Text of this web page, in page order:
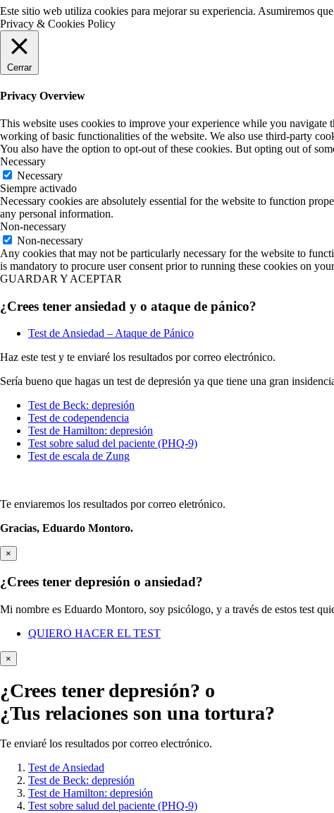
Este sitio web utiliza cookies para mejorar su experiencia. Asumiremos
Privacy & Cookies Policy
Cerrar
Privacy Overview
This website uses cookies to improve your experience while you navigate
working of basic functionalities of the website. We also use third-party
You also have the option to opt-out of these cookies. But opting out of
Necessary
Necessary
Siempre activado
Necessary cookies are absolutely essential for the website to function
any personal information.
Non-necessary
Non-necessary
Any cookies that may not be particularly necessary for the website to
is mandatory to procure user consent prior to running these cookies on
GUARDAR Y ACEPTAR
¿Crees tener ansiedad y o ataque de pánico?
Test de Ansiedad – Ataque de Pánico
Haz este test y te enviaré los resultados por correo electrónico.
Sería bueno que hagas un test de depresión ya que tiene una gran
Test de Beck: depresión
Test de codependencia
Test de Hamilton: depresión
Test sobre salud del paciente (PHQ-9)
Test de escala de Zung
Te enviaremos los resultados por correo eletrónico.
Gracias, Eduardo Montoro.
×
¿Crees tener depresión o ansiedad?
Mi nombre es Eduardo Montoro, soy psicólogo, y a través de estos test
QUIERO HACER EL TEST
×
¿Crees tener depresión? o
¿Tus relaciones son una tortura?
Te enviaré los resultados por correo electrónico.
Test de Ansiedad
Test de Beck: depresión
Test de Hamilton: depresión
Test sobre salud del paciente (PHQ-9)